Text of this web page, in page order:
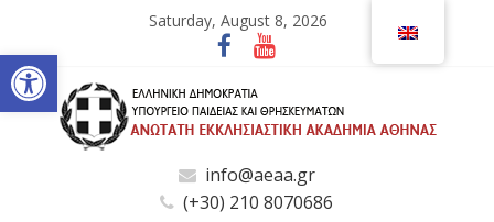
Open toolbar
content
Saturday, August 8, 2026
Ανώτατηinfo@aeaa.gr
(+30) 210 8070686